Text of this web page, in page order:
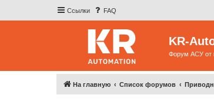
Ссылки FAQ
KR-
Форум АСУ от
На главную Список форумов